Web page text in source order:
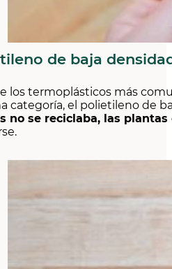
de baja
los termoplásticos más
categoría, el polietileno de
no se reciclaba, las